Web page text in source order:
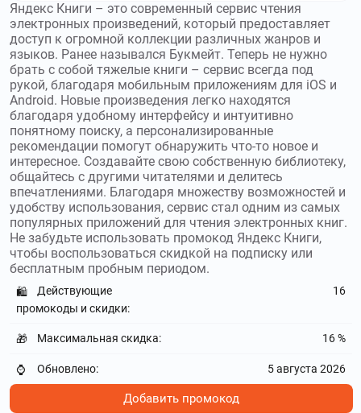
Яндекс Книги – это современный сервис чтения
электронных произведений, который предоставляет
доступ к огромной коллекции различных жанров и
языков. Ранее назывался Букмейт. Теперь не нужно
брать с собой тяжелые книги – сервис всегда под
рукой, благодаря мобильным приложениям для iOS и
Android. Новые произведения легко находятся
благодаря удобному интерфейсу и интуитивно
понятному поиску, а персонализированные
рекомендации помогут обнаружить что-то новое и
интересное. Создавайте свою собственную библиотеку,
общайтесь с другими читателями и делитесь
впечатлениями. Благодаря множеству возможностей и
удобству использования, сервис стал одним из самых
популярных приложений для чтения электронных книг.
Не забудьте использовать промокод Яндекс Книги,
чтобы воспользоваться скидкой на подписку или
бесплатным пробным периодом.
🛍️
Действующие
промокоды и скидки:
16
🎁 Максимальная скидка: 16 %
⌚ Обновлено: 5 августа 2026
Добавить промокод